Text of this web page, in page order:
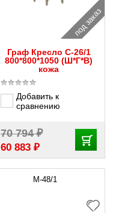
под заказ
Граф Кресло С-26/1
800*800*1050 (Ш*Г*В)
кожа
Добавить к
сравнению
70 794₽
60 883 ₽
М-48/1